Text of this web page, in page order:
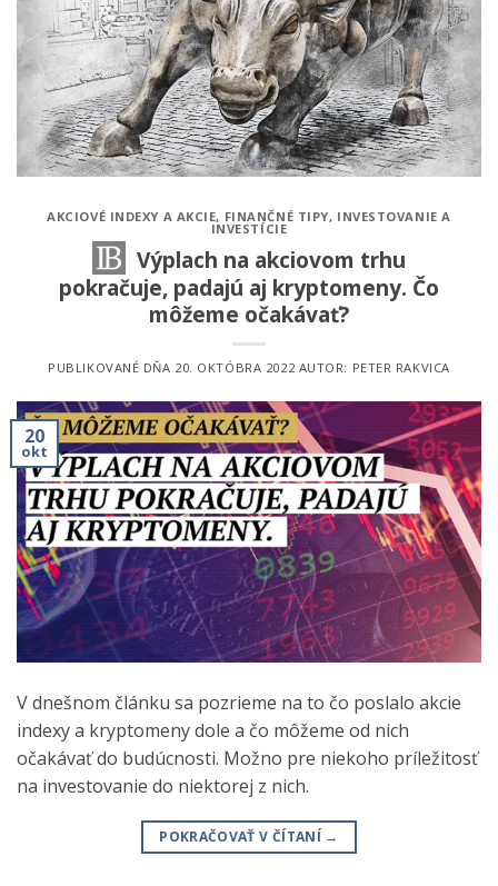
AKCIOVÉ INDEXY A AKCIE, FINANČNÉ TIPY, INVESTOVANIE A
INVESTÍCIE
Výplach na akciovom trhu
pokračuje, padajú aj kryptomeny. Čo
môžeme očakávať?
PUBLIKOVANÉ DŇA 20. OKTÓBRA 2022 AUTOR: PETER RAKVICA
20
okt
V dnešnom článku sa pozrieme na to čo poslalo akcie
indexy a kryptomeny dole a čo môžeme od nich
očakávať do budúcnosti. Možno pre niekoho príležitosť
na investovanie do niektorej z nich.
POKRAČOVAŤ V ČÍTANÍ →